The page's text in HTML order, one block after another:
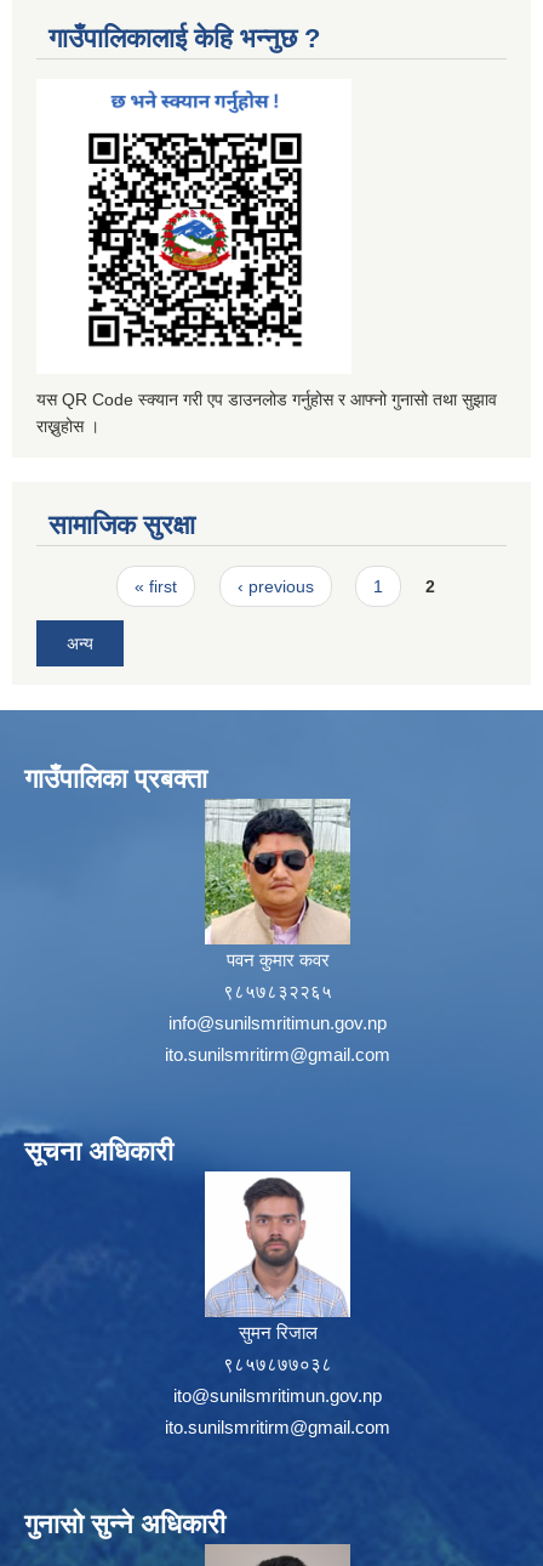
गाउँपालिकालाई केहि भन्नुछ ?
यस QR Code स्क्यान गरी एप डाउनलोड गर्नुहोस र आफ्नो गुनासो तथा सुझाव
राख्नुहोस ।
सामाजिक सुरक्षा
Pages« first ‹ previous 1 2
अन्य
गाउँपालिका प्रबक्ता
पवन कुमार कवर
९८५७८३२२६५
info@sunilsmritimun.gov.np
ito.sunilsmritirm@gmail.com
सूचना अधिकारी
सुमन रिजाल
९८५७८७७०३८
ito@sunilsmritimun.gov.np
ito.sunilsmritirm@gmail.com
गुनासो सुन्ने अधिकारी